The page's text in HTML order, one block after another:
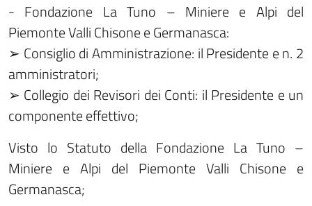
- Fondazione La Tuno – Miniere e Alpi del
Piemonte Valli Chisone e Germanasca:
➢ Consiglio di Amministrazione: il Presidente e n. 2
amministratori;
➢ Collegio dei Revisori dei Conti: il Presidente e un
componente effettivo;
Visto lo Statuto della Fondazione La Tuno –
Miniere e Alpi del Piemonte Valli Chisone e
Germanasca;